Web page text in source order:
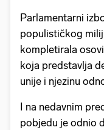
Parlamentarni
populističkog
kompletirala
koja predstavlja
unije i njezinu
I na nedavnim
pobjedu je odnio